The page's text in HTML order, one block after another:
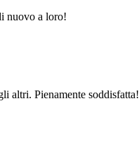
nuovo a loro!
altri. Pienamente soddisfatta!